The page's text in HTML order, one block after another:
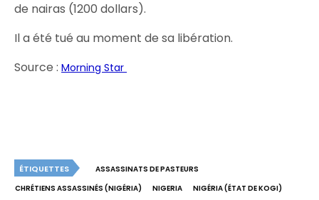
de nairas (1200 dollars).
Il a été tué au moment de sa libération.
Source :Morning Star
ÉTIQUETTES
ASSASSINATS DE PASTEURS
CHRÉTIENS ASSASSINÉS (NIGÉRIA)
NIGERIA NIGÉRIA (ÉTAT DE KOGI)